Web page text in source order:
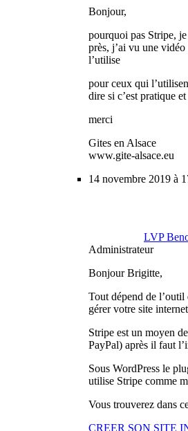
Bonjour,
pourquoi pas Stripe,
près, j’ai vu une
l’utilise
pour ceux qui
dire si c’est pratique
merci
Gites en Alsace
www.gite-alsace.eu
14 novembre 2019 à
LVP
Administrateur
Bonjour Brigitte,
Tout dépend de
gérer votre site
Stripe est un moyen
PayPal) après il faut
Sous WordPress le
utilise Stripe comme
Vous trouverez dans
CREER SON SITE